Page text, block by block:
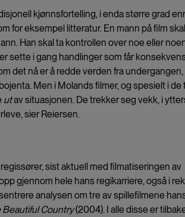
kjønnsfortelling, i enda større grad
for eksempel litteratur. En mann på film
Han skal ta kontrollen over noe eller
sette i gang handlinger som får
det nå er å redde verden fra
Men i Molands filmer, og spesielt i de
utav situasjonen. De trekker seg vekk, i
sier Reiersen.
sist aktuell med filmatiseringen av
gjennom hele hans regikarriere, også i
analysen om tre av spillefilmene
Beautiful Country(2004). I alle disse er